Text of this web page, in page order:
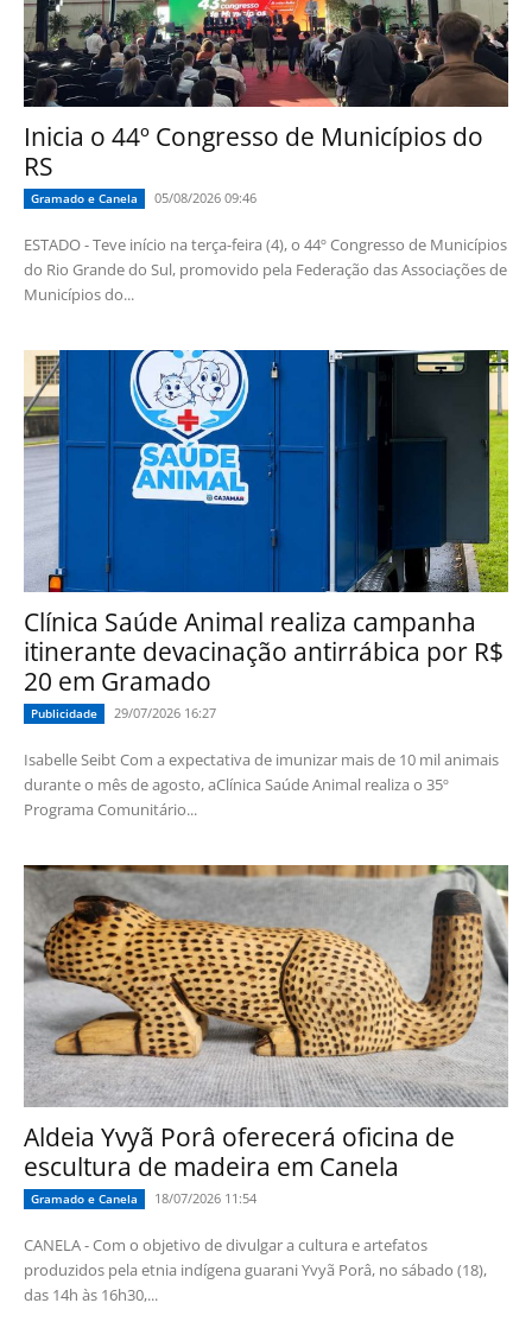
Inicia o 44º Congresso de Municípios do
RS
Gramado e Canela 05/08/2026 09:46
ESTADO - Teve início na terça-feira (4), o 44º Congresso de Municípios
do Rio Grande do Sul, promovido pela Federação das Associações de
Municípios do...
Clínica Saúde Animal realiza campanha
itinerante devacinação antirrábica por R$
20 em Gramado
Publicidade 29/07/2026 16:27
Isabelle Seibt Com a expectativa de imunizar mais de 10 mil animais
durante o mês de agosto, aClínica Saúde Animal realiza o 35º
Programa Comunitário...
Aldeia Yvyã Porâ oferecerá oficina de
escultura de madeira em Canela
Gramado e Canela 18/07/2026 11:54
CANELA - Com o objetivo de divulgar a cultura e artefatos
produzidos pela etnia indígena guarani Yvyã Porâ, no sábado (18),
das 14h às 16h30,...